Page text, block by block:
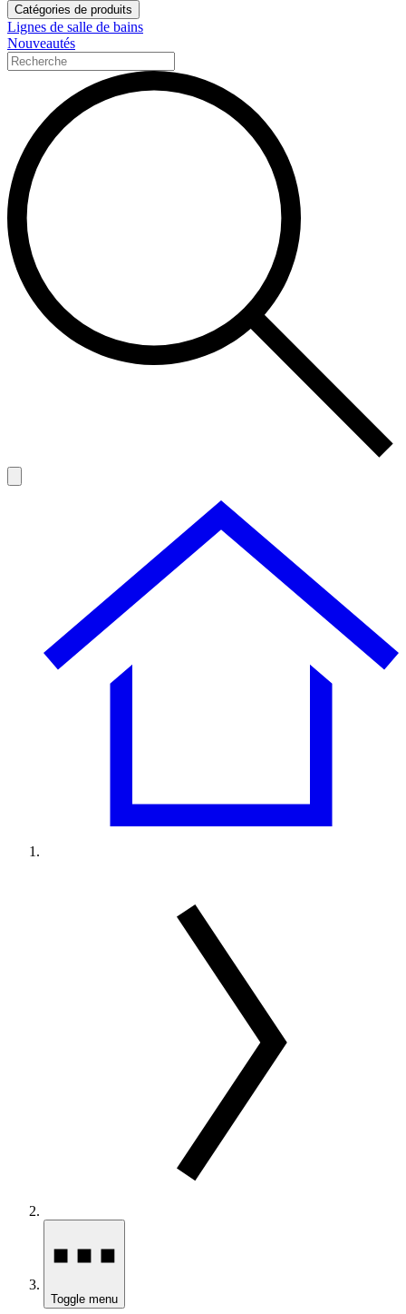
Catégories de produits
Lignes de salle de bains
Nouveautés
Toggle menu